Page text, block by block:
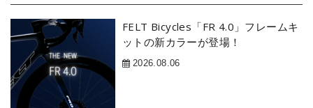
FELT Bicycles「FR 4.0」フレームキ
ットの新カラーが登場！
2026.08.06